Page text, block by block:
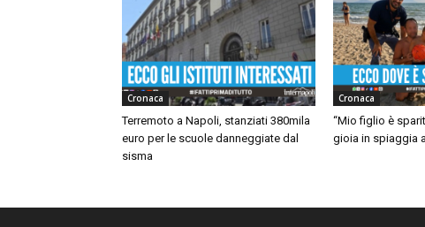
Cronaca
Terremoto a Napoli, stanziati 380mila
euro per le scuole danneggiate dal
sisma
Cronaca
“Mio figlio è
gioia in spiaggia